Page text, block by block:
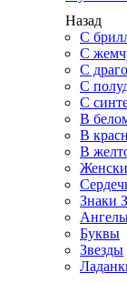
Назад
С
С
С
С
С
В
В
В
Знаки
Буквы
Звезды